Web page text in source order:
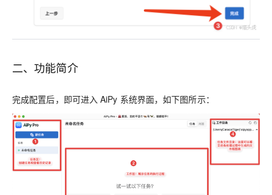
二、功能简介
完成配置后，即可进入 AiPy 系统界面，如下图所示：